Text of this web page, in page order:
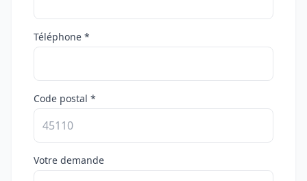
Téléphone *
Code postal *
Votre demande